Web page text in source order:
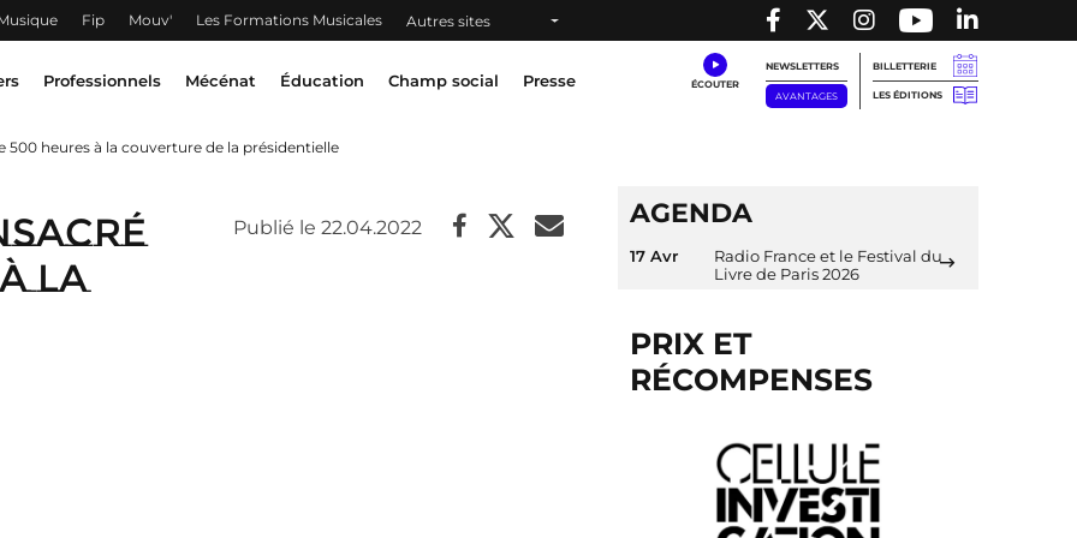
Fip Mouv' Les Formations Musicales Autres sites
Professionnels Mécénat Éducation Champ social Presse
NEWSLETTERS
AVANTAGES
BILLETTERIE
LES ÉDITIONS
500 heures à la couverture de la présidentielle
la
Publié le 22.04.2022 AGENDA
17 Avr
Radio France et le Festival du
Livre de Paris 2026
PRIX ET
RÉCOMPENSES